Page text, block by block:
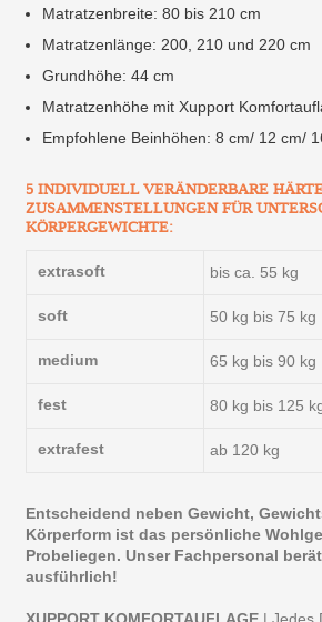
Matratzenbreite: 80 bis 210 cm
Matratzenlänge: 200, 210 und 220 cm
Grundhöhe: 44 cm
Matratzenhöhe mit Xupport
Empfohlene Beinhöhen: 8 cm/ 12 cm/
5 INDIVIDUELL VERÄNDERBARE
ZUSAMMENSTELLUNGEN FÜR
KÖRPERGEWICHTE:
extrasoft bis ca. 55 kg
soft 50 kg bis 75 kg
medium 65 kg bis 90 kg
fest 80 kg bis 125
extrafest ab 120 kg
Entscheidend neben Gewicht,
Körperform ist das persönliche
Probeliegen. Unser Fachpersonal
ausführlich!
XUPPORT KOMFORTAUFLAGE | Jedes